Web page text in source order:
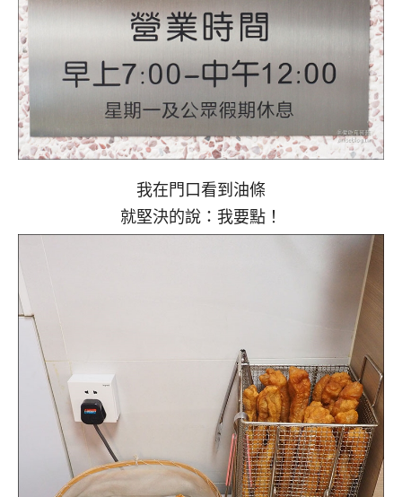
我在門口看到油條
就堅決的說：我要點！